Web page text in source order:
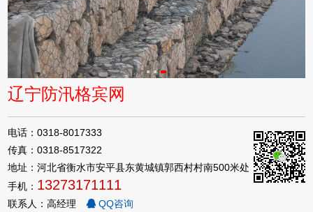
辽宁防汛格宾网
电话：0318-8017333
传真：0318-8517322
地址：河北省衡水市安平县东黄城镇郭西村村南500米处
手机： 13273171111
联系人：高经理
QQ咨询